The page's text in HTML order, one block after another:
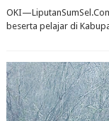
beserta pelajar di